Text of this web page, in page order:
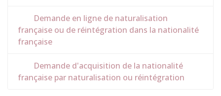
Demande en ligne de naturalisation
française ou de réintégration dans la nationalité
française
Demande d'acquisition de la nationalité
française par naturalisation ou réintégration